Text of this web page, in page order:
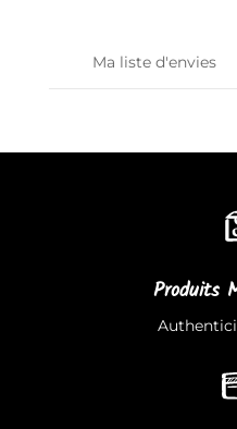
Ma liste d'envies
Produits